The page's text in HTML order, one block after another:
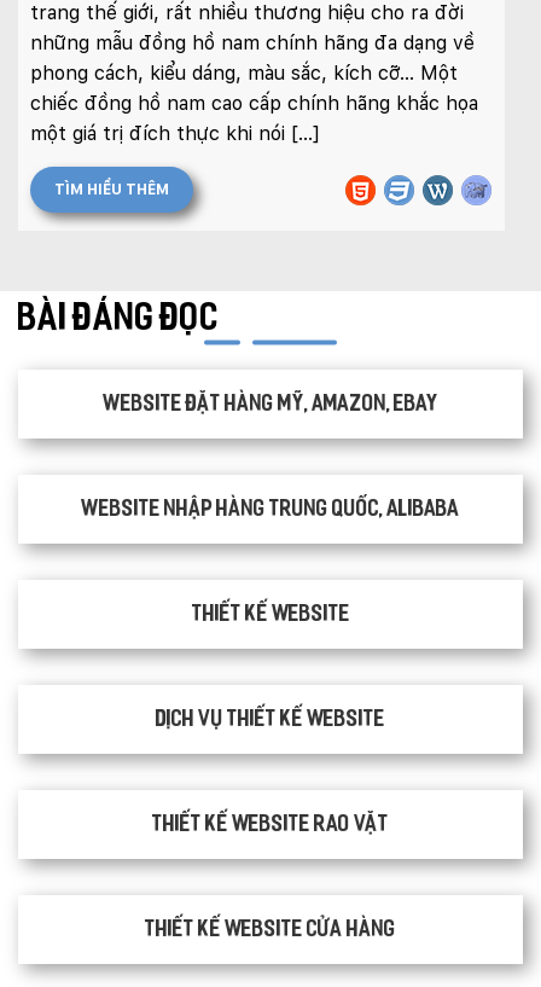
trang thế giới, rất nhiều thương hiệu cho ra đời
những mẫu đồng hồ nam chính hãng đa dạng về
phong cách, kiểu dáng, màu sắc, kích cỡ… Một
chiếc đồng hồ nam cao cấp chính hãng khắc họa
một giá trị đích thực khi nói […]
TÌM HIỂU THÊM
BÀI ĐÁNG ĐỌC
Website đặt hàng Mỹ, Amazon, Ebay
Website nhập hàng Trung Quốc, Alibaba
Thiết kế website
Dịch vụ thiết kế website
thiết kế website rao vặt
Thiết kế website cửa hàng